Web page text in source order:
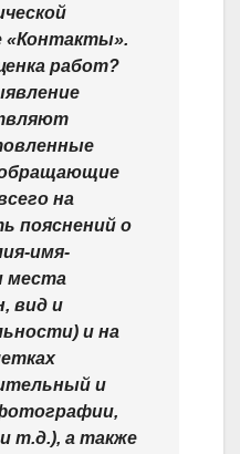
«Контакты».
работ?
на
пояснений о
имя-
места
вид и
и на
и
т.д.), а также